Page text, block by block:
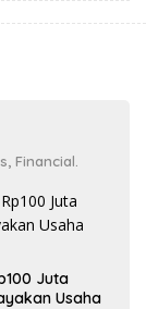
Financial.
Juta
Usaha